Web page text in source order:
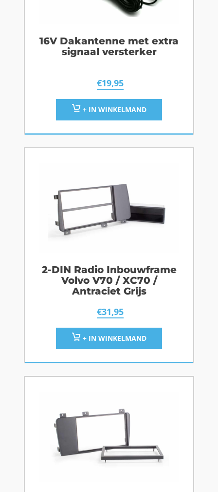
16V Dakantenne met extra
signaal versterker
€19,95
+ IN WINKELMAND
2-DIN Radio Inbouwframe
Volvo V70 / XC70 /
Antraciet Grijs
€31,95
+ IN WINKELMAND